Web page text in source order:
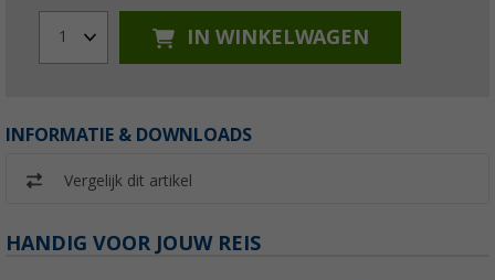
1 IN WINKELWAGEN
INFORMATIE & DOWNLOADS
Vergelijk dit artikel
HANDIG VOOR JOUW REIS